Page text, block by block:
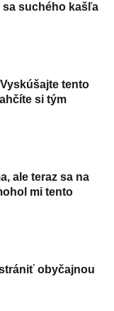
sa suchého kašľa
tento
si tým
ale teraz sa na
mi tento
obyčajnou